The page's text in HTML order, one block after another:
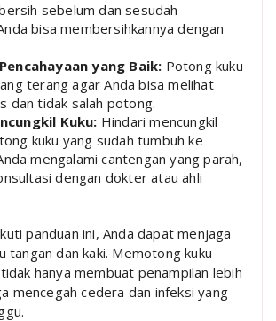
sebelum dan sesudah
bisa membersihkannya dengan
yang Baik: Potong kuku
terang agar Anda bisa melihat
dan tidak salah potong.
Kuku: Hindari mencungkil
kuku yang sudah tumbuh ke
mengalami cantengan yang parah,
dengan dokter atau ahli
panduan ini, Anda dapat menjaga
tangan dan kaki. Memotong kuku
hanya membuat penampilan lebih
mencegah cedera dan infeksi yang